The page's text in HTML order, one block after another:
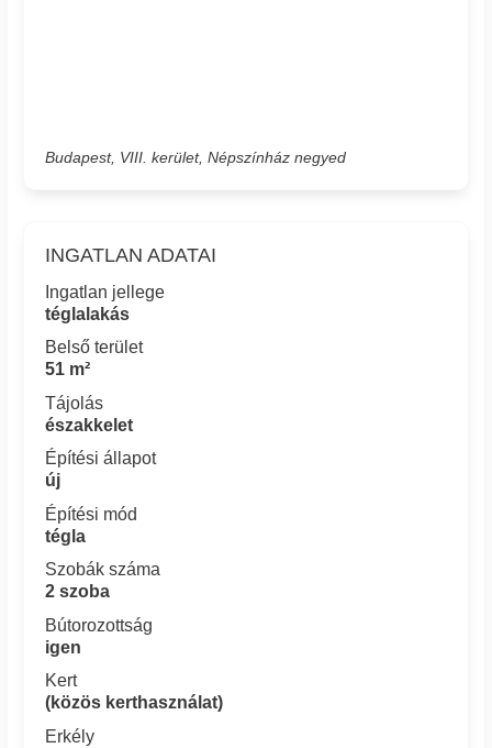
Budapest, VIII. kerület, Népszínház negyed
INGATLAN ADATAI
Ingatlan jellege
téglalakás
Belső terület
51 m²
Tájolás
északkelet
Építési állapot
új
Építési mód
tégla
Szobák száma
2 szoba
Bútorozottság
igen
Kert
(közös kerthasználat)
Erkély